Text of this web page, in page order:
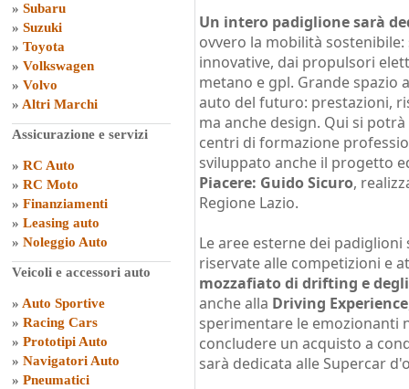
» Subaru
» Suzuki
» Toyota
» Volkswagen
» Volvo
» Altri Marchi
Assicurazione e servizi
» RC Auto
» RC Moto
» Finanziamenti
» Leasing auto
» Noleggio Auto
Veicoli e accessori auto
» Auto Sportive
» Racing Cars
» Prototipi Auto
» Navigatori Auto
» Pneumatici
Un intero padiglione sarà
ovvero la mobilità
innovative, dai propulsori
metano e gpl. Grande spazio
auto del futuro: prestazioni,
ma anche design. Qui si
centri di formazione
sviluppato anche il progetto
Piacere: Guido Sicuro,
Regione Lazio.
Le aree esterne dei
riservate alle competizioni e
mozzafiato di drifting e
anche alla Driving Experience
sperimentare le emozionanti
concludere un acquisto a
sarà dedicata alle Supercar